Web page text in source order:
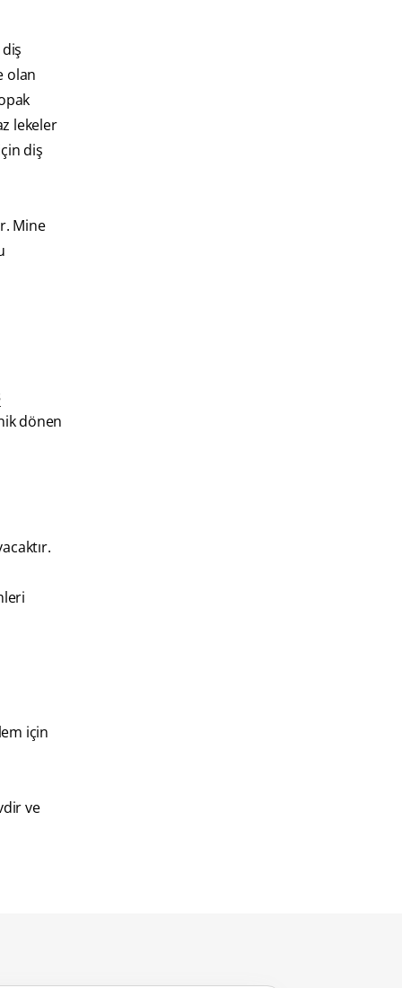
olan
lekeler
diş
Mine
dönen
için
ve